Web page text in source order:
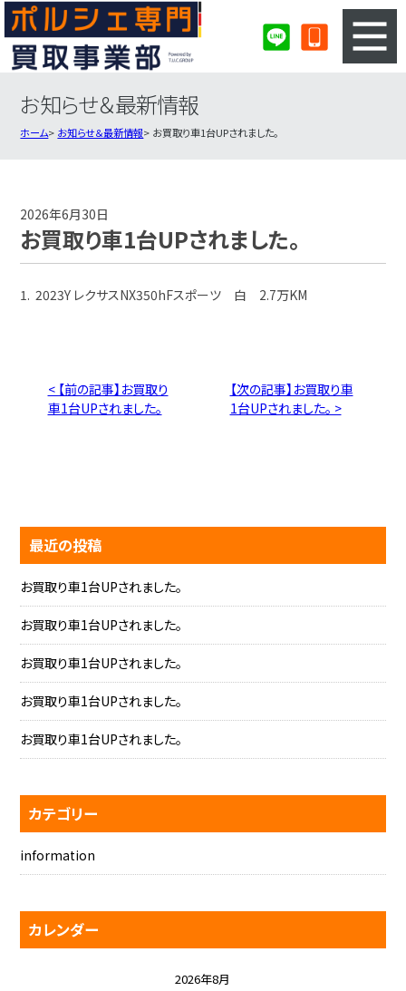
3ステップのカンタン査定
ポルシェ買取実績
お知らせ＆最新情報
ホーム お知らせ＆最新情報 お買取り車1台UPされました。
2026年6月30日
お買取り車1台UPされました。
1. 2023Y レクサスNX350hFスポーツ 白 2.7万KM
< 【前の記事】お買取り
車1台UPされました。
【次の記事】お買取り車
1台UPされました。 >
最近の投稿
お買取り車1台UPされました。
お買取り車1台UPされました。
お買取り車1台UPされました。
お買取り車1台UPされました。
お買取り車1台UPされました。
カテゴリー
information
カレンダー
2026年8月